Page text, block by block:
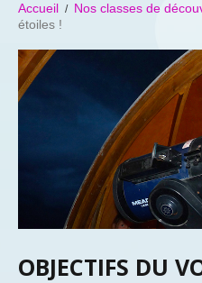
Accueil Nos classes de
étoiles !
OBJECTIFS DU